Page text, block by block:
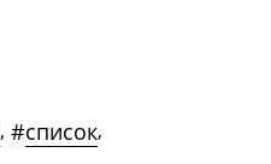
, #список,